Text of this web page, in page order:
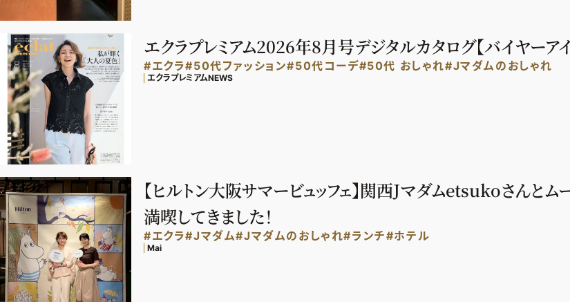
エクラプレミアム2026年8月号デジタルカタログ【バイヤーア
#エクラ#50代ファッション#50代コーデ#50代 おしゃれ#Jマダムのおしゃれ
エクラプレミアムNEWS
【ヒルトン大阪サマービュッフェ】関西Jマダムetsukoさんとム
満喫してきました！
#エクラ#Jマダム#Jマダムのおしゃれ#ランチ#ホテル
Mai